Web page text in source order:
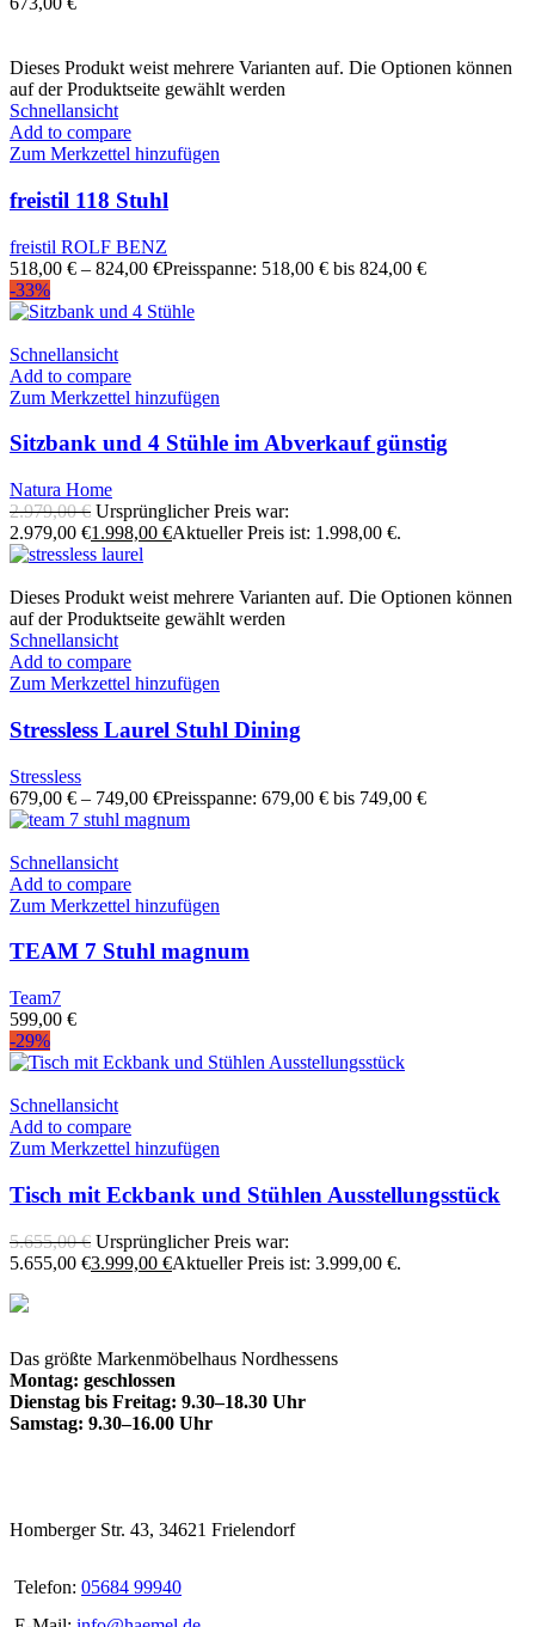
Dieses Produkt weist mehrere Varianten auf. Die Optionen können
auf der Produktseite gewählt werden
Schnellansicht
Add to compare
Zum Merkzettel hinzufügen
freistil 118 Stuhl
freistil ROLF BENZ
518,00 € – 824,00 €Preisspanne: 518,00 € bis 824,00 €
-33%
Schnellansicht
Add to compare
Zum Merkzettel hinzufügen
Sitzbank und 4 Stühle im Abverkauf günstig
Natura Home
2.979,00€ Ursprünglicher Preis war:
2.979,00 €1.998,00 €Aktueller Preis ist: 1.998,00 €.
Dieses Produkt weist mehrere Varianten auf. Die Optionen können
auf der Produktseite gewählt werden
Schnellansicht
Add to compare
Zum Merkzettel hinzufügen
Stressless Laurel Stuhl Dining
Stressless
679,00 € – 749,00 €Preisspanne: 679,00 € bis 749,00 €
Schnellansicht
Add to compare
Zum Merkzettel hinzufügen
TEAM 7 Stuhl magnum
Team7
599,00 €
-29%
Schnellansicht
Add to compare
Zum Merkzettel hinzufügen
Tisch mit Eckbank und Stühlen Ausstellungsstück
5.655,00€ Ursprünglicher Preis war:
5.655,00 €3.999,00 €Aktueller Preis ist: 3.999,00 €.
Das größte Markenmöbelhaus Nordhessens
Montag: geschlossen
Dienstag bis Freitag: 9.30–18.30 Uhr
Samstag: 9.30–16.00 Uhr
Homberger Str. 43, 34621 Frielendorf
Telefon: 05684 99940